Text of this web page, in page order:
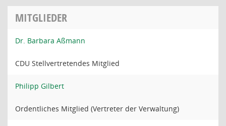
MITGLIEDER
Dr. Barbara Aßmann
CDU Stellvertretendes Mitglied
Philipp Gilbert
Ordentliches Mitglied (Vertreter der Verwaltung)